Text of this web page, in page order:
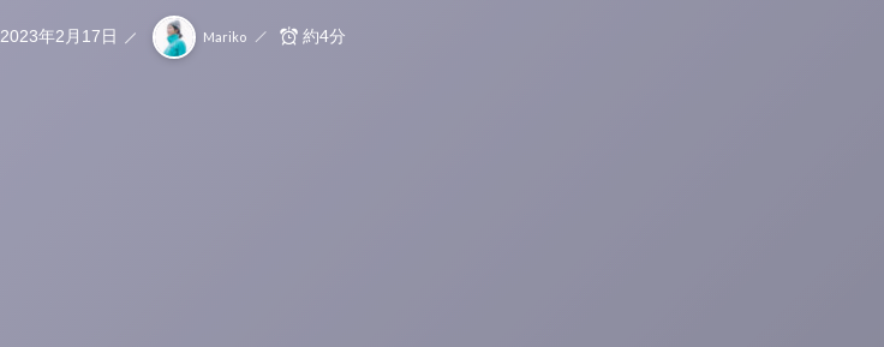
2023年2月17日 Mariko 約4分